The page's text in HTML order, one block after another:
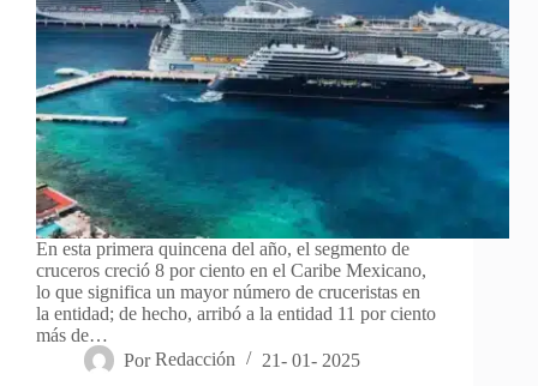
En esta primera quincena del año, el segmento de
cruceros creció 8 por ciento en el Caribe Mexicano,
lo que significa un mayor número de cruceristas en
la entidad; de hecho, arribó a la entidad 11 por ciento
más de…
Por Redacción 21- 01- 2025